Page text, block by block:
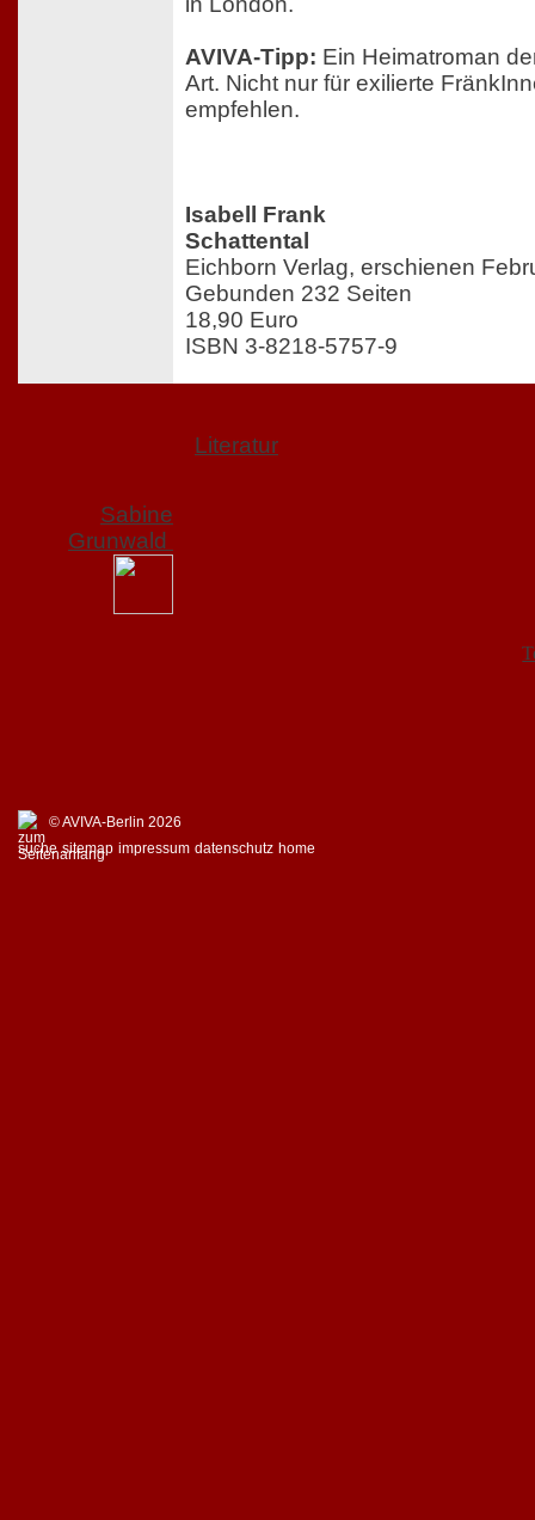
AVIVA-Tipp: Ein Heimatroman
Art. Nicht nur für exilierte
empfehlen.
Isabell Frank
Schattental
Eichborn Verlag, erschienen
Gebunden 232 Seiten
18,90 Euro
ISBN 3-8218-5757-9
Literatur
Sabine
Grunwald
© AVIVA-Berlin 2026
suche sitemap impressum datenschutz home